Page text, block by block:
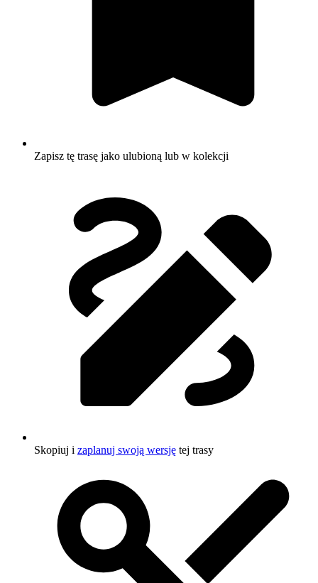
Zapisz tę trasę jako ulubioną lub w kolekcji
Skopiuj i zaplanuj swoją wersję tej trasy